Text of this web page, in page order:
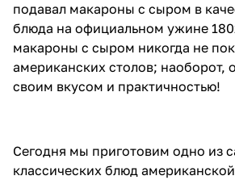
подавал макароны с сыром в
блюда на официальном ужине
макароны с сыром никогда не
американских столов; наоборот,
своим вкусом и практичностью!
Сегодня мы приготовим одно из
классических блюд